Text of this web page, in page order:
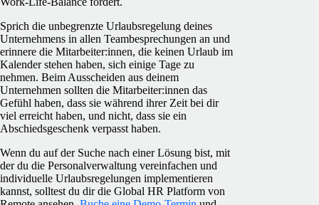
Sprich die unbegrenzte Urlaubsregelung deines
Unternehmens in allen Teambesprechungen an und
erinnere die Mitarbeiter:innen, die keinen Urlaub im
Kalender stehen haben, sich einige Tage zu
nehmen. Beim Ausscheiden aus deinem
Unternehmen sollten die Mitarbeiter:innen das
Gefühl haben, dass sie während ihrer Zeit bei dir
viel erreicht haben, und nicht, dass sie ein
Abschiedsgeschenk verpasst haben.
Wenn du auf der Suche nach einer Lösung bist, mit
der du die Personalverwaltung vereinfachen und
individuelle Urlaubsregelungen implementieren
kannst, solltest du dir die Global HR Platform von